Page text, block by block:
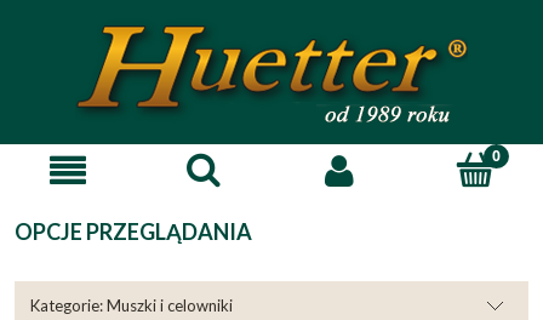
OPCJE PRZEGLĄDANIA
Kategorie: Muszki i celowniki